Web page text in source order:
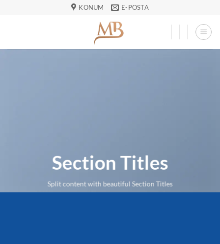
KONUM E-POSTA
Section Titles
Split content with beautiful Section Titles